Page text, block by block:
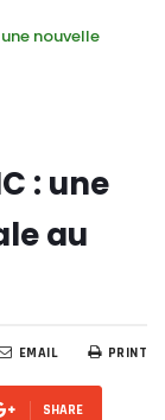
nouvelle
: une
au
PRINT
EMAIL
SHARE